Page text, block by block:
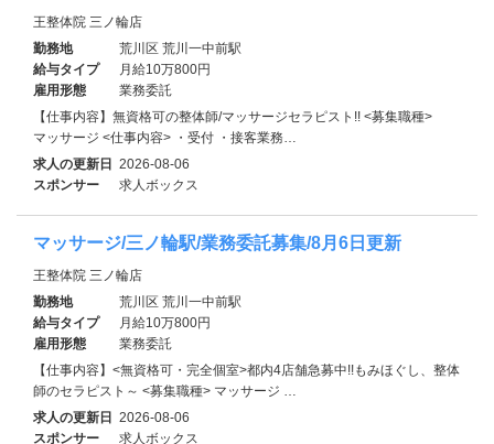
王整体院 三ノ輪店
勤務地
荒川区 荒川一中前駅
給与タイプ
月給10万800円
雇用形態
業務委託
【仕事内容】無資格可の整体師/マッサージセラピスト!! <募集職種>
マッサージ <仕事内容> ・受付 ・接客業務…
求人の更新日 2026-08-06
スポンサー
求人ボックス
マッサージ/三ノ輪駅/業務委託募集/8月6日更新
王整体院 三ノ輪店
勤務地
荒川区 荒川一中前駅
給与タイプ
月給10万800円
雇用形態
業務委託
【仕事内容】<無資格可・完全個室>都内4店舗急募中!!もみほぐし、整体
師のセラピスト～ <募集職種> マッサージ …
求人の更新日 2026-08-06
スポンサー
求人ボックス